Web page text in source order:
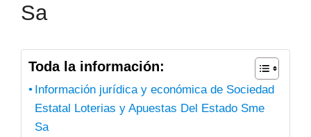
Sa
Toda la información:
Información jurídica y económica de Sociedad
Estatal Loterias y Apuestas Del Estado Sme
Sa